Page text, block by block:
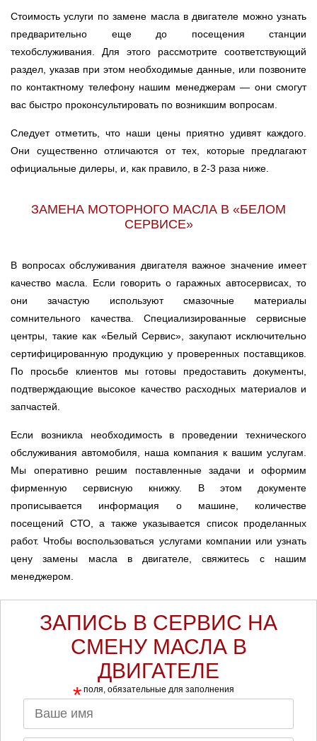
Стоимость услуги по замене масла в двигателе можно узнать
предварительно еще до посещения станции
техобслуживания. Для этого рассмотрите соответствующий
раздел, указав при этом необходимые данные, или позвоните
по контактному телефону нашим менеджерам — они смогут
вас быстро проконсультировать по возникшим вопросам.
Следует отметить, что наши цены приятно удивят каждого.
Они существенно отличаются от тех, которые предлагают
официальные дилеры, и, как правило, в 2-3 раза ниже.
ЗАМЕНА МОТОРНОГО МАСЛА В «БЕЛОМ
СЕРВИСЕ»
В вопросах обслуживания двигателя важное значение имеет
качество масла. Если говорить о гаражных автосервисах, то
они зачастую используют смазочные материалы
сомнительного качества. Специализированные сервисные
центры, такие как «Белый Сервис», закупают исключительно
сертифицированную продукцию у проверенных поставщиков.
По просьбе клиентов мы готовы предоставить документы,
подтверждающие высокое качество расходных материалов и
запчастей.
Если возникла необходимость в проведении технического
обслуживания автомобиля, наша компания к вашим услугам.
Мы оперативно решим поставленные задачи и оформим
фирменную сервисную книжку. В этом документе
прописывается информация о машине, количестве
посещений СТО, а также указывается список проделанных
работ. Чтобы воспользоваться услугами компании или узнать
цену замены масла в двигателе, свяжитесь с нашим
менеджером.
ЗАПИСЬ В СЕРВИС НА
СМЕНУ МАСЛА В
ДВИГАТЕЛЕ
* поля, обязательные для заполнения